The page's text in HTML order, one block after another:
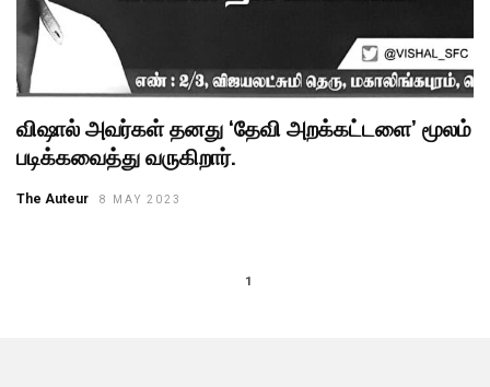
விஷால் அவர்கள் தனது ‘தேவி அறக்கட்டளை’ மூலம்
படிக்கவைத்து வருகிறார்.
The Auteur 8 MAY 2023
1